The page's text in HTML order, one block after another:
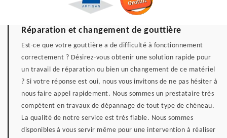
Réparation et changement de gouttière
Est-ce que votre gouttière a de difficulté à fonctionnement
correctement ? Désirez-vous obtenir une solution rapide pour
un travail de réparation ou bien un changement de ce matériel
? Si votre réponse est oui, nous vous invitons de ne pas hésiter à
nous faire appel rapidement. Nous sommes un prestataire très
compétent en travaux de dépannage de tout type de chéneau.
La qualité de notre service est très fiable. Nous sommes
disponibles à vous servir même pour une intervention à réaliser